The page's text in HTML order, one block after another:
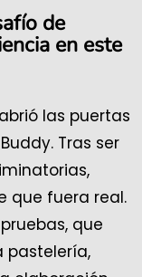
de
en este
las puertas
Tras ser
que fuera real.
que
pastelería,